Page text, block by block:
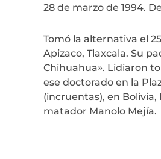
28 de marzo de 1994.
Tomó la alternativa el
Apizaco, Tlaxcala. Su
Chihuahua». Lidiaron
ese doctorado en la
(incruentas), en
matador Manolo Mejía.